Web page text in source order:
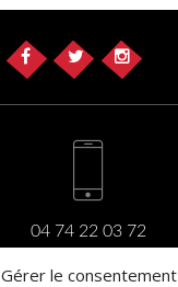
Gérer le consentement
04 74 22 03 72